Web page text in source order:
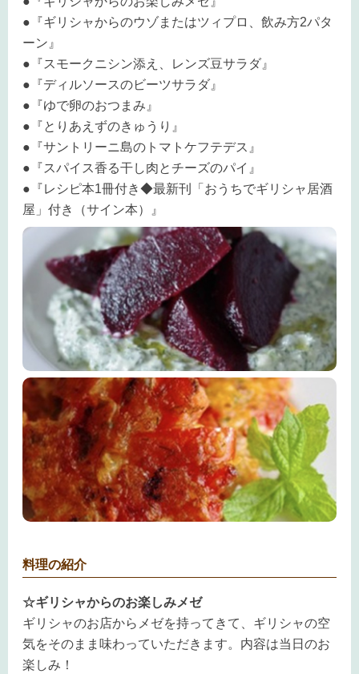
●『ギリシャからのウゾまたはツィプロ、飲み方2パタ
ーン』
●『スモークニシン添え、レンズ豆サラダ』
●『ディルソースのビーツサラダ』
●『ゆで卵のおつまみ』
●『とりあえずのきゅうり』
●『サントリーニ島のトマトケフテデス』
●『スパイス香る干し肉とチーズのパイ』
●『レシピ本1冊付き◆最新刊「おうちでギリシャ居酒
屋」付き（サイン本）』
料理の紹介
☆ギリシャからのお楽しみメゼ
ギリシャのお店からメゼを持ってきて、ギリシャの空
気をそのまま味わっていただきます。内容は当日のお
楽しみ！